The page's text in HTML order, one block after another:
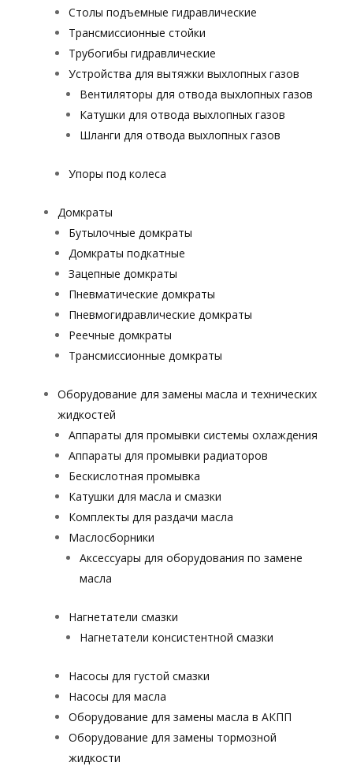
Столы подъемные гидравлические
Трансмиссионные стойки
Трубогибы гидравлические
Устройства для вытяжки выхлопных газов
Вентиляторы для отвода выхлопных газов
Катушки для отвода выхлопных газов
Шланги для отвода выхлопных газов
Упоры под колеса
Домкраты
Бутылочные домкраты
Домкраты подкатные
Зацепные домкраты
Пневматические домкраты
Пневмогидравлические домкраты
Реечные домкраты
Трансмиссионные домкраты
Оборудование для замены масла и технических
жидкостей
Аппараты для промывки системы охлаждения
Аппараты для промывки радиаторов
Бескислотная промывка
Катушки для масла и смазки
Комплекты для раздачи масла
Маслосборники
Аксессуары для оборудования по замене
масла
Нагнетатели смазки
Нагнетатели консистентной смазки
Насосы для густой смазки
Насосы для масла
Оборудование для замены масла в АКПП
Оборудование для замены тормозной
жидкости